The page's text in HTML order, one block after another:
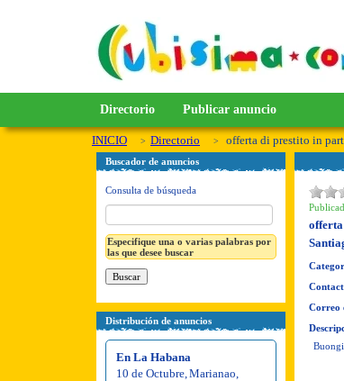
Directorio Publicar anuncio
INICIO Directorio offerta di prestito in
Buscador de anuncios
Consulta de búsqueda
Especifique una o varias palabras por
las que desee buscar
Distribución de anuncios
En La Habana
10 de Octubre Marianao
Correo